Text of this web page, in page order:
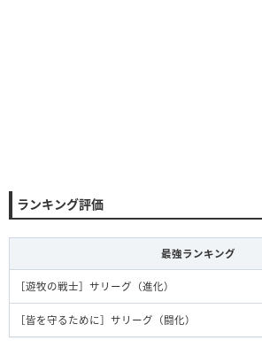
ランキング評価
最強ランキング
［遊牧の戦士］サリーグ（進化）
［皆を守るために］サリーグ（闘化）